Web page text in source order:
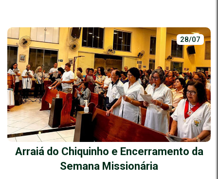
28/07
Arraiá do Chiquinho e Encerramento da
Semana Missionária